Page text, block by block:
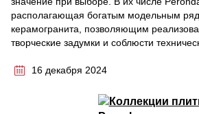
располагающая богатым модельным
керамогранита, позволяющим
творческие задумки и соблюсти
16 декабря 2024